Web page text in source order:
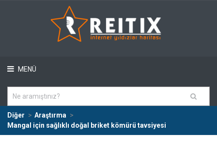
MENÜ
Diğer
Araştırma
Mangal için sağlıklı doğal briket kömürü tavsiyesi